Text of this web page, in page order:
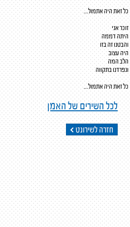
כל זאת היה אתמול...
זוכר אני
היתה דממה
והבטנו זה בזו
היה עצוב
הלב המה
ונפרדנו בתקווה
כל זאת היה אתמול...
לכל השירים של האמן